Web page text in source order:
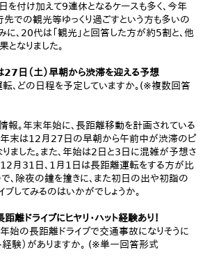
を付け加えて9連休となるケースも多く、今年
での観光等ゆっくり過ごすという方も多いの
に、20代は「観光」と回答した方が約5割と、他
なりました。
日（土）早朝から渋滞を迎える予想
、どの日程を予定していますか。(※複数回答
報。年末年始に、長距離移動を計画されている
年末は12月27日の早朝から午前中が渋滞のピ
ました。また、年始は2日と3日に混雑が予想さ
12月31日、1月1日は長距離運転をする方が比
、除夜の鐘を撞きに、また初日の出や初詣の
ブしてみるのはいかがでしょうか。
ドライブにヒヤリ・ハット経験あり！
始の長距離ドライブで交通事故になりそうに
経験）がありますか。 (※単一回答形式